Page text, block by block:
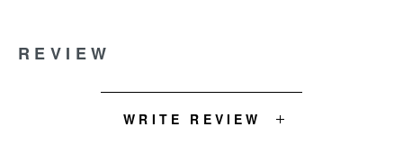
REVIEW
WRITE REVIEW